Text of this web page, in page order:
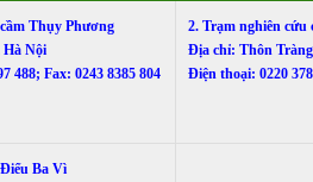
Thụy Phương
Nội
488; Fax: 0243 8385 804
2. Trạm nghiên
Địa chỉ: Thôn
Điện thoại: 0220
Ba Vì